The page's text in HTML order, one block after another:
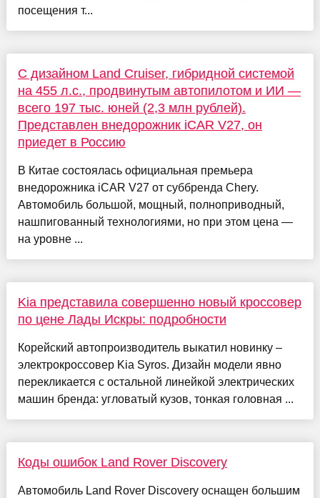
посещения т...
С дизайном Land Cruiser, гибридной системой
на 455 л.с., продвинутым автопилотом и ИИ —
всего 197 тыс. юней (2,3 млн рублей).
Представлен внедорожник iCAR V27, он
приедет в Россию
В Китае состоялась официальная премьера
внедорожника iCAR V27 от суббренда Chery.
Автомобиль большой, мощный, полноприводный,
нашпигованный технологиями, но при этом цена —
на уровне ...
Kia представила совершенно новый кроссовер
по цене Лады Искры: подробности
Корейский автопроизводитель выкатил новинку –
электрокроссовер Kia Syros. Дизайн модели явно
перекликается с остальной линейкой электрических
машин бренда: угловатый кузов, тонкая головная ...
Коды ошибок Land Rover Discovery
Автомобиль Land Rover Discovery оснащен большим